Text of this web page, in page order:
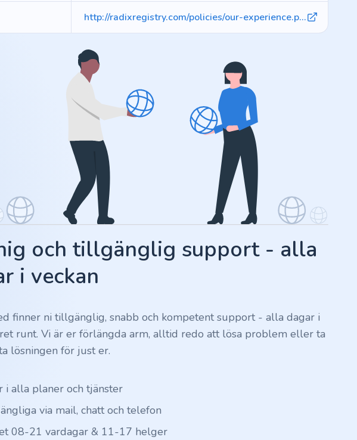
http://radixregistry.com/policies/our-experience.p...
och tillgänglig support - alla
i veckan
finner ni tillgänglig, snabb och kompetent support - alla dagar i
runt. Vi är er förlängda arm, alltid redo att lösa problem eller ta
lösningen för just er.
i alla planer och tjänster
via mail, chatt och telefon
08-21 vardagar & 11-17 helger